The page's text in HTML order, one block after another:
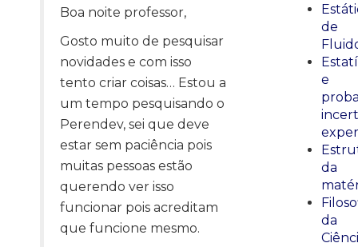
Boa noite professor,
Gosto muito de pesquisar
novidades e com isso
tento criar coisas… Estou a
um tempo pesquisando o
Perendev, sei que deve
estar sem paciência pois
muitas pessoas estão
querendo ver isso
funcionar pois acreditam
que funcione mesmo.
de
e
da
da